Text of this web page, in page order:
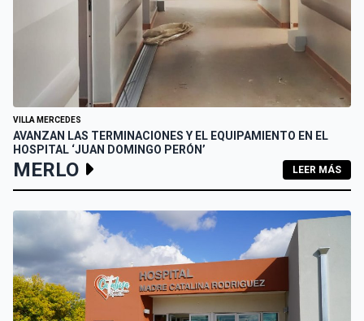
VILLA MERCEDES
AVANZAN LAS TERMINACIONES Y EL EQUIPAMIENTO EN EL
HOSPITAL ‘JUAN DOMINGO PERÓN’
MERLO LEER MÁS